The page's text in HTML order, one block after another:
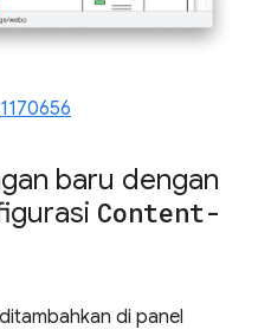
1170656
baru dengan
Content-
di panel